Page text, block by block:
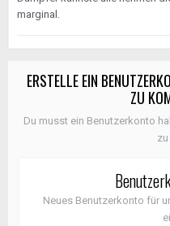
marginal.
ERSTELLE EIN
ZU
Du musst ein Benutzerkonto
Neues Benutzerkonto für